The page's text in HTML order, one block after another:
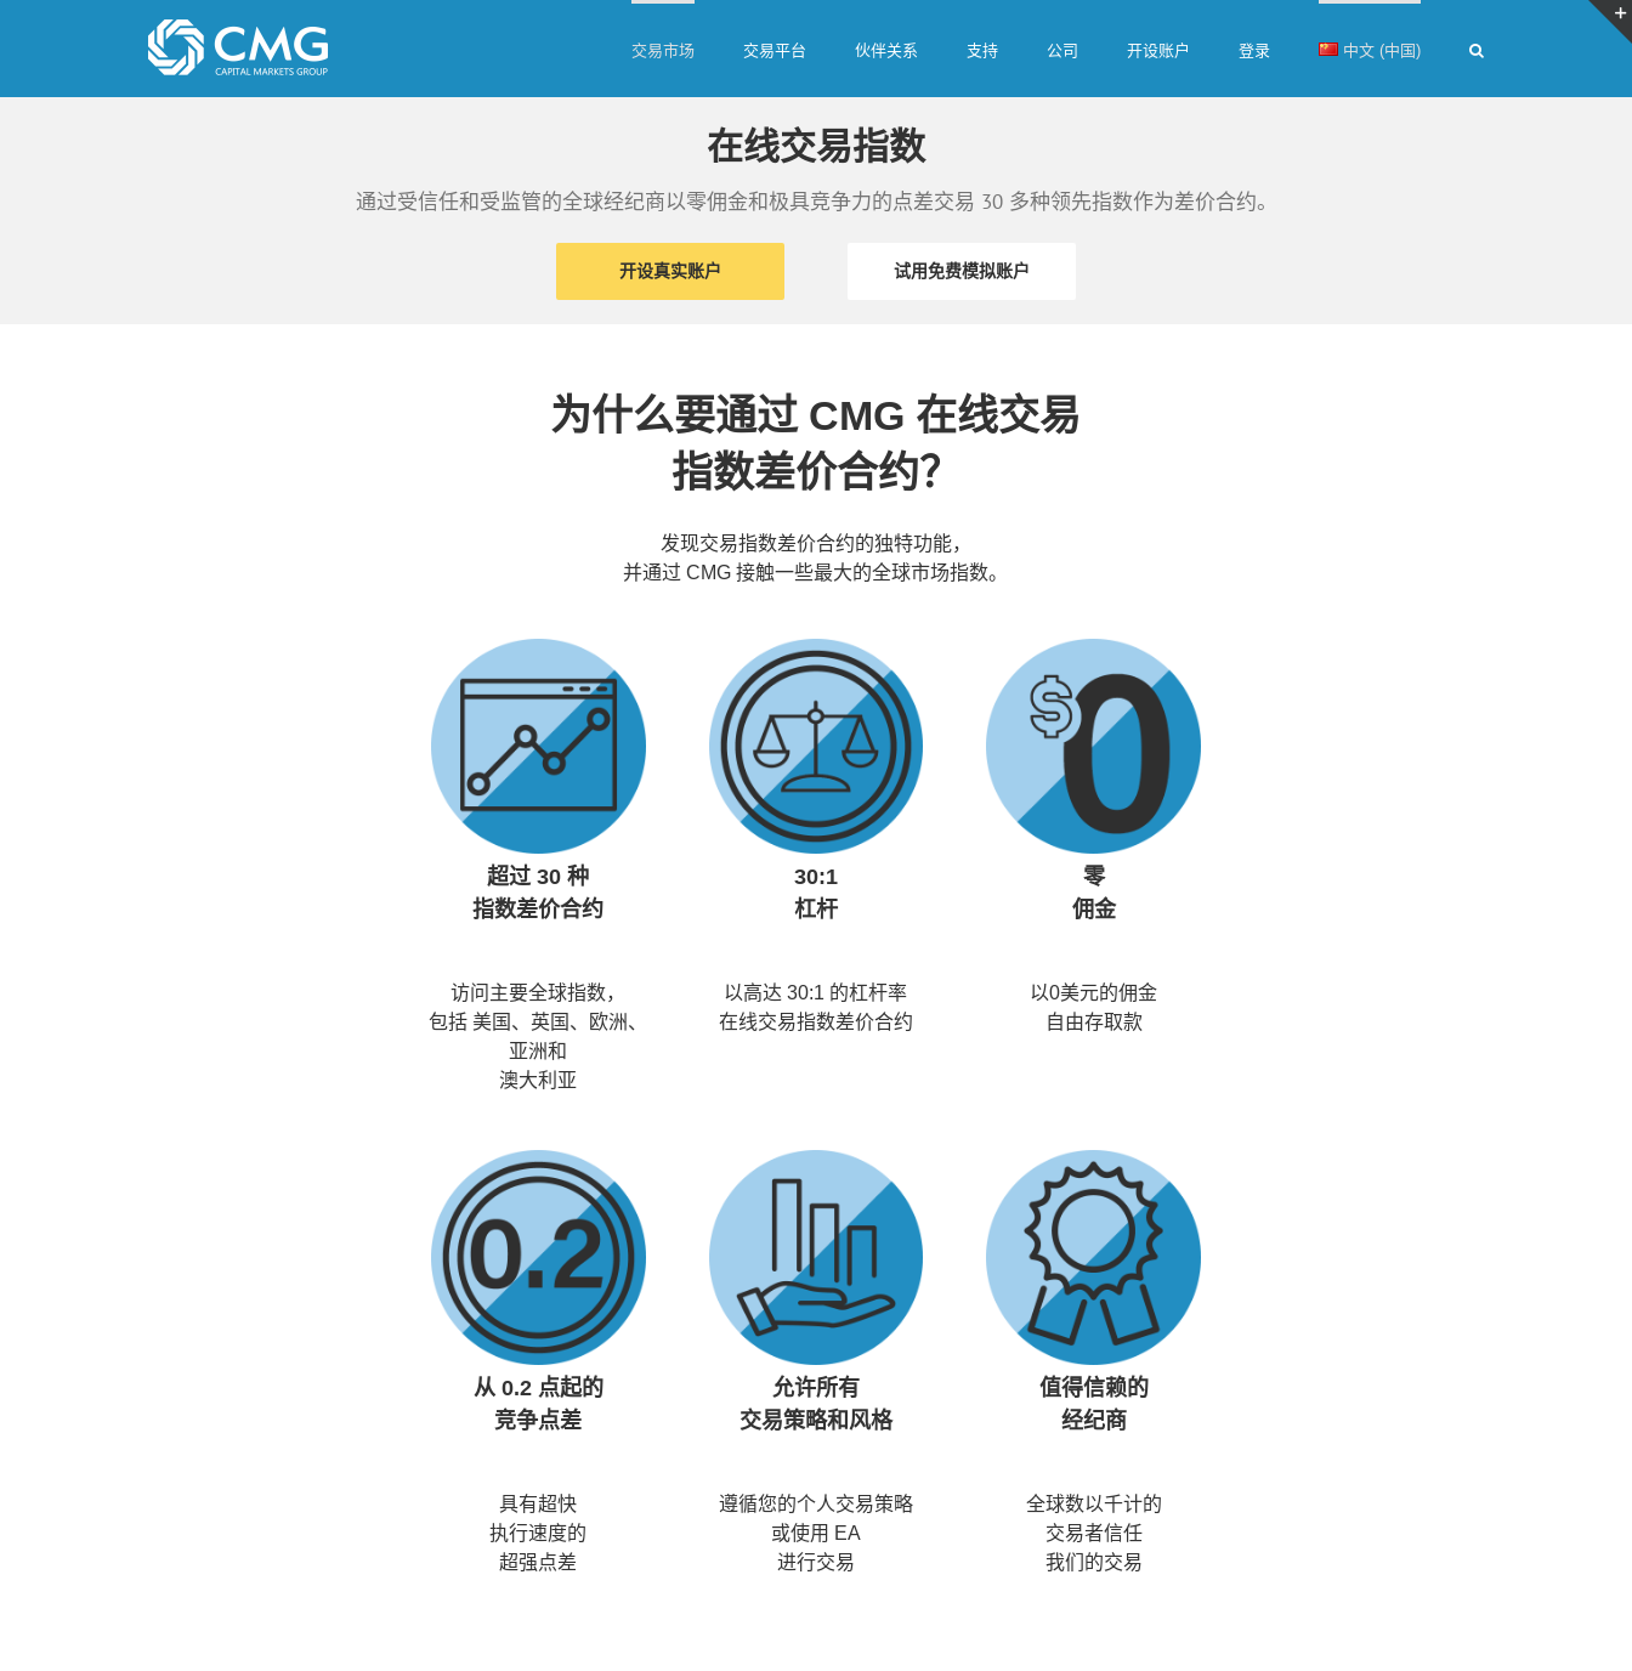
交易市场 交易平台 伙伴关系 支持 公司 开设账户 登录 中文 (中国)
在线交易指数
通过受信任和受监管的全球经纪商以零佣金和极具竞争力的点差交易 30 多种领先指数作为差价合约。
开设真实账户 试用免费模拟账户
为什么要通过 CMG 在线交易
指数差价合约？
发现交易指数差价合约的独特功能，
并通过 CMG 接触一些最大的全球市场指数。
超过 30 种
指数差价合约
访问主要全球指数，
包括 美国、英国、欧洲、
亚洲和
澳大利亚
30:1
杠杆
以高达 30:1 的杠杆率
在线交易指数差价合约
零
佣金
以0美元的佣金
自由存取款
从 0.2 点起的
竞争点差
具有超快
执行速度的
超强点差
允许所有
交易策略和风格
遵循您的个人交易策略
或使用 EA
进行交易
值得信赖的
经纪商
全球数以千计的
交易者信任
我们的交易